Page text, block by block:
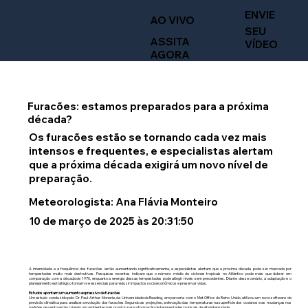
ASSITA
AGORA
AO VIVO
SEU
VÍDEO
ENVIE
Furacões: estamos preparados para a próxima
década?
Os furacões estão se tornando cada vez mais
intensos e frequentes, e especialistas alertam
que a próxima década exigirá um novo nível de
preparação.
Meteorologista: Ana Flávia Monteiro
10 de março de 2025 às 20:31:50
A intensidade e a frequência dos furacões estão aumentando significativamente, e especialistas alertam que a próxima década pode ser marcada por
tempestades muito mais destrutivas. Pesquisas recentes indicam que o número médio de ciclones tropicais no Atlântico pode mais que dobrar em
comparação com a década de 1970, enquanto a energia dessas tempestades pode atingir níveis sem precedentes. Diante desse cenário, a adaptação e o
planejamento estratégico tornam-se essenciais para reduzir impactos socioeconômicos e preservar vidas.
Estudos apontam um aumento expressivo de furacões
Um estudo conduzido pelo Dr. Paul-Arthur Monerie, da Universidade de Reading, em parceria com o Met Office do Reino Unido, utilizou um novo software de
previsão climática para analisar a evolução dos furacões. Segundo as projeções, a elevação das temperaturas na superfície dos oceanos e as mudanças nos